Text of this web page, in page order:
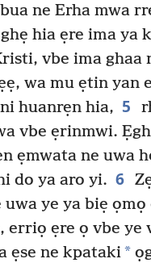
ne Erha mwa
hia ẹre ima ya
vbe ima ghaa
wa mu ẹtin yan
huanrẹn hia, 5
vbe ẹrinmwi.
ẹmwata ne uwa
do ya aro yi. 6
uwa ye ya biẹ
erriọ ẹre ọ vbe ye
ẹse ne kpataki*